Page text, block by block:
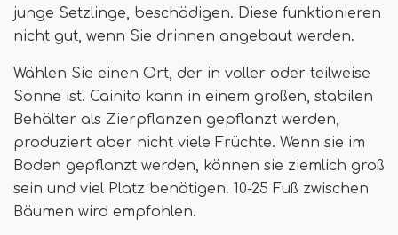
junge Setzlinge, beschädigen. Diese funktionieren
nicht gut, wenn Sie drinnen angebaut werden.
Wählen Sie einen Ort, der in voller oder teilweise
Sonne ist. Cainito kann in einem großen, stabilen
Behälter als Zierpflanzen gepflanzt werden,
produziert aber nicht viele Früchte. Wenn sie im
Boden gepflanzt werden, können sie ziemlich groß
sein und viel Platz benötigen. 10-25 Fuß zwischen
Bäumen wird empfohlen.